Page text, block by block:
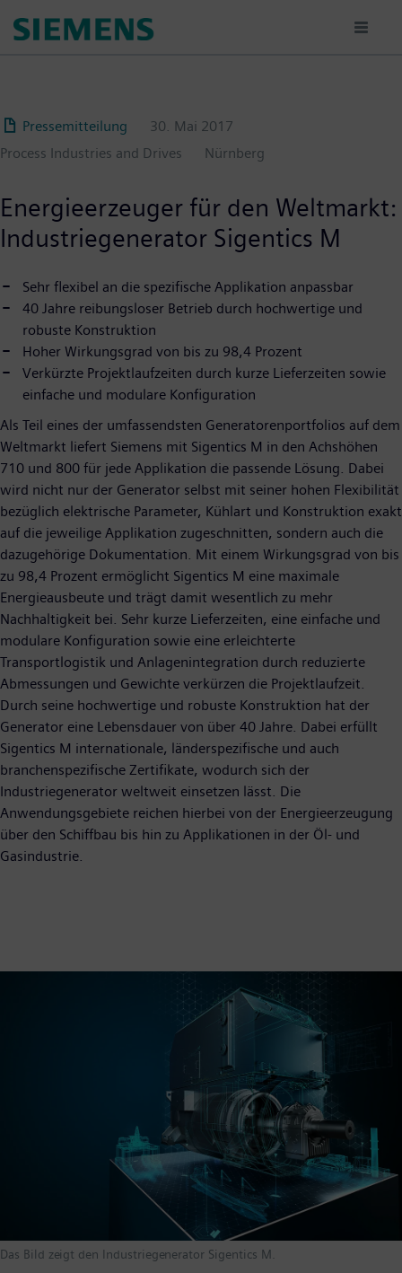
para
Pressemitteilung
30. Mai 2017
Process Industries and Drives
Nürnberg
Energieerzeuger für den Weltmarkt:
Industriegenerator Sigentics M
Sehr flexibel an die spezifische Applikation anpassbar
40 Jahre reibungsloser Betrieb durch hochwertige und
robuste Konstruktion
Hoher Wirkungsgrad von bis zu 98,4 Prozent
Verkürzte Projektlaufzeiten durch kurze Lieferzeiten sowie
einfache und modulare Konfiguration
Als Teil eines der umfassendsten Generatorenportfolios auf dem
Weltmarkt liefert Siemens mit Sigentics M in den Achshöhen
710 und 800 für jede Applikation die passende Lösung. Dabei
wird nicht nur der Generator selbst mit seiner hohen Flexibilität
bezüglich elektrische Parameter, Kühlart und Konstruktion exakt
auf die jeweilige Applikation zugeschnitten, sondern auch die
dazugehörige Dokumentation. Mit einem Wirkungsgrad von bis
zu 98,4 Prozent ermöglicht Sigentics M eine maximale
Energieausbeute und trägt damit wesentlich zu mehr
Nachhaltigkeit bei. Sehr kurze Lieferzeiten, eine einfache und
modulare Konfiguration sowie eine erleichterte
Transportlogistik und Anlagenintegration durch reduzierte
Abmessungen und Gewichte verkürzen die Projektlaufzeit.
Durch seine hochwertige und robuste Konstruktion hat der
Generator eine Lebensdauer von über 40 Jahre. Dabei erfüllt
Sigentics M internationale, länderspezifische und auch
branchenspezifische Zertifikate, wodurch sich der
Industriegenerator weltweit einsetzen lässt. Die
Anwendungsgebiete reichen hierbei von der Energieerzeugung
über den Schiffbau bis hin zu Applikationen in der Öl- und
Gasindustrie.
Das Bild zeigt den Industriegenerator Sigentics M.